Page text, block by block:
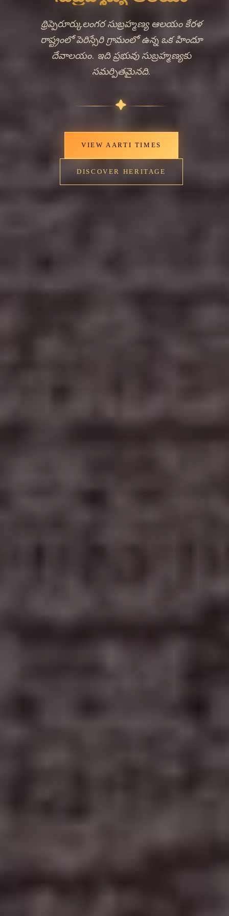
థ్రిప్పెరూర్కులంగర సుబ్రహ్మణ్య ఆలయం కేరళ
రాష్ట్రంలో పెరిస్సేరి గ్రామంలో ఉన్న ఒక హిందూ
దేవాలయం. ఇది ప్రభువు సుబ్రహ్మణ్యకు
సమర్పితమైనది.
✦
VIEW AARTI TIMES
DISCOVER HERITAGE